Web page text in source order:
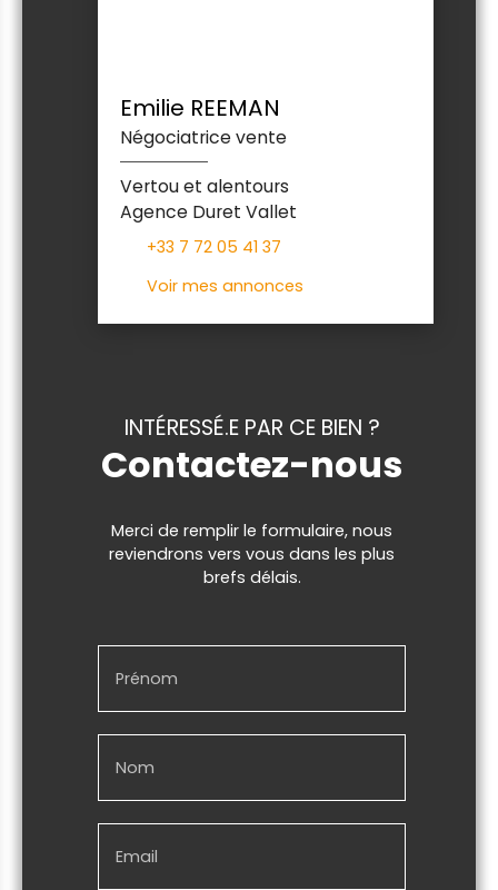
Emilie REEMAN
Négociatrice vente
Vertou et alentours
Agence Duret Vallet
+33 7 72 05 41 37
Voir mes annonces
INTÉRESSÉ.E PAR CE BIEN ?
Contactez-nous
Merci de remplir le formulaire, nous
reviendrons vers vous dans les plus
brefs délais.
Prénom
Nom
Email